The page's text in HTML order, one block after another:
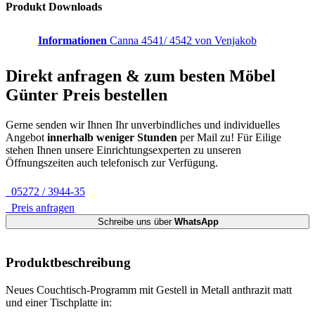
Produkt Downloads
Informationen Canna 4541/ 4542 von Venjakob
Direkt anfragen & zum besten Möbel
Günter Preis bestellen
Gerne senden wir Ihnen Ihr unverbindliches und individuelles
Angebot innerhalb weniger Stunden per Mail zu! Für Eilige
stehen Ihnen unsere Einrichtungsexperten zu unseren
Öffnungszeiten auch telefonisch zur Verfügung.
05272 / 3944-35
Preis anfragen
Schreibe uns über WhatsApp
Produktbeschreibung
Neues Couchtisch-Programm mit Gestell in Metall anthrazit matt
und einer Tischplatte in: